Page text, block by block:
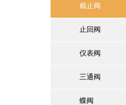
截止阀
止回阀
仪表阀
三通阀
蝶阀